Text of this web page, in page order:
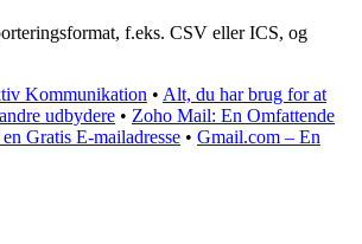
f.eks. CSV eller ICS, og
Kommunikation • Alt, du har brug for at
udbydere • Zoho Mail: En Omfattende
Gratis E-mailadresse • Gmail.com – En